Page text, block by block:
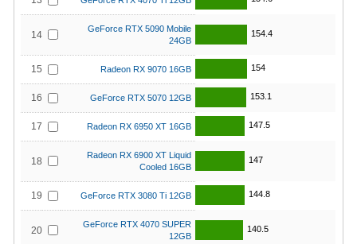
14
GeForce RTX 5090 Mobile
24GB
154.4
15 Radeon RX 9070 16GB 154
16 GeForce RTX 5070 12GB 153.1
17 Radeon RX 6950 XT 16GB 147.5
18
Radeon RX 6900 XT Liquid
Cooled 16GB
147
19 GeForce RTX 3080 Ti 12GB 144.8
20
GeForce RTX 4070 SUPER
12GB
140.5